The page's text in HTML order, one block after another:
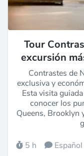
Tour
excursión
Contrastes de
exclusiva y
Esta visita
conocer los
Queens, Brooklyn
5 h Español